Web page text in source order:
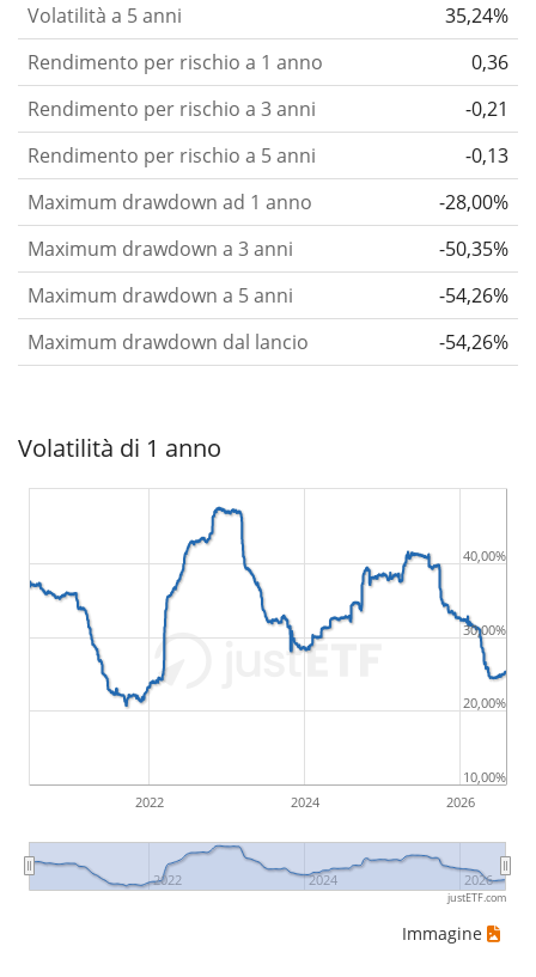
Volatilità a 5 anni
35,24%
Rendimento per rischio a 1 anno
0,36
Rendimento per rischio a 3 anni
-0,21
Rendimento per rischio a 5 anni
-0,13
Maximum drawdown ad 1 anno
-28,00%
Maximum drawdown a 3 anni
-50,35%
Maximum drawdown a 5 anni
-54,26%
Maximum drawdown dal lancio
-54,26%
Volatilità di 1 anno
2022 2024 2026
2022 2024 2026
10,00%
20,00%
30,00%
40,00%
justETF.com
Immagine